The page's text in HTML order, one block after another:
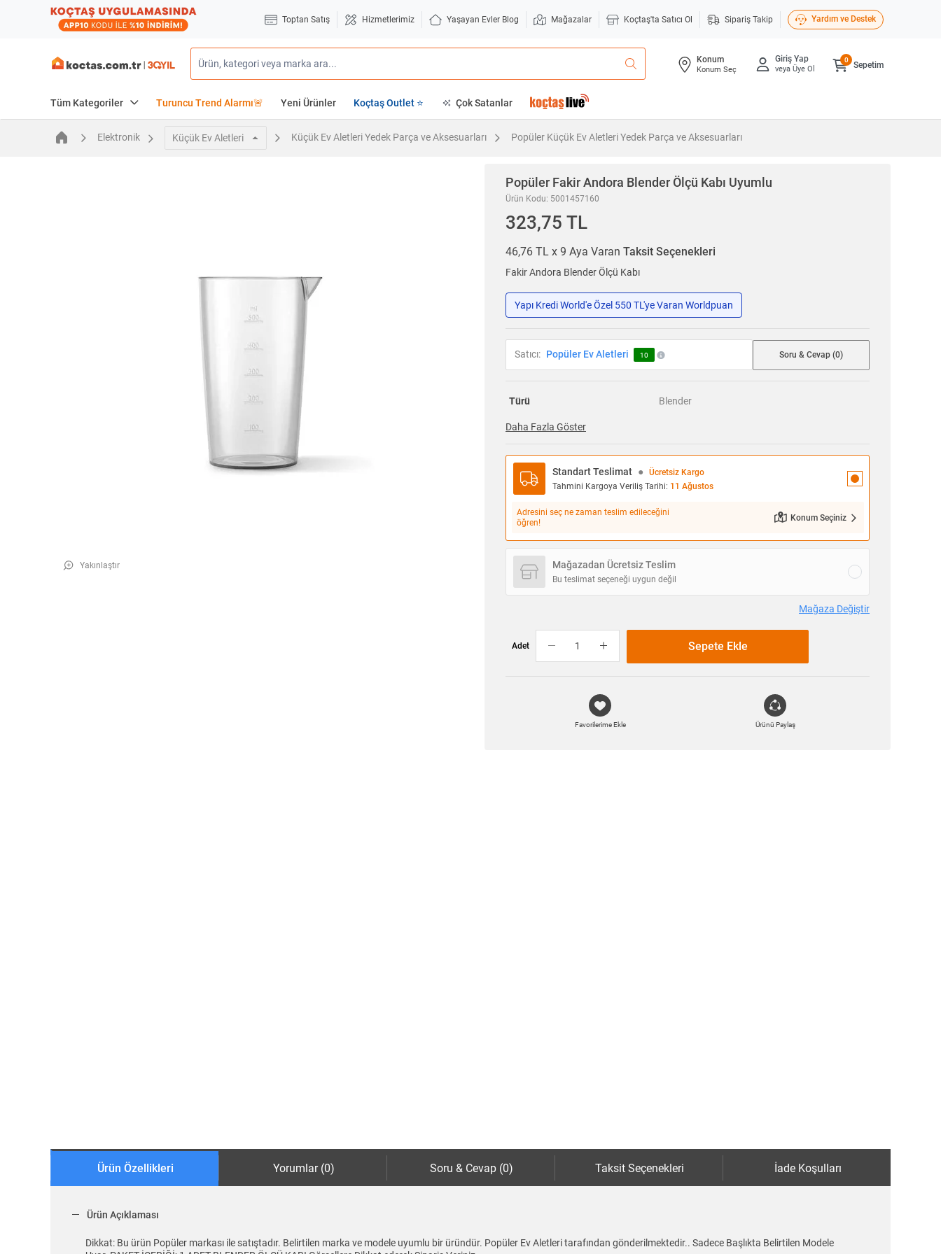
Toptan Satış Hizmetlerimiz Yaşayan Evler Blog Mağazalar Koçtaş'ta Satıcı Ol Sipariş Takip Yardım ve Destek
Konum
Konum Seç
Giriş Yap
veya Üye Ol Sepetim
0
Tüm Kategoriler Turuncu Trend Alarmı🚨 Yeni Ürünler Koçtaş Outlet ⭐ Çok Satanlar
Elektronik Küçük Ev Aletleri Küçük Ev Aletleri Yedek Parça ve Aksesuarları Popüler Küçük Ev Aletleri Yedek Parça ve Aksesuarları
Yakınlaştır
Popüler Fakir Andora Blender Ölçü Kabı Uyumlu
Ürün Kodu: 5001457160
323,75 TL
46,76 TL x 9 Aya Varan Taksit Seçenekleri
Fakir Andora Blender Ölçü Kabı
Yapı Kredi World'e Özel 550 TL'ye Varan Worldpuan
Satıcı: Popüler Ev Aletleri 10 Soru & Cevap (0)
Türü Blender
Daha Fazla Göster
Standart Teslimat ●
Ücretsiz Kargo
Tahmini Kargoya Veriliş Tarihi: 11 Ağustos
Adresini seç ne zaman teslim edileceğini
öğren!
Konum Seçiniz
Mağazadan Ücretsiz Teslim
Bu teslimat seçeneği uygun değil
Mağaza Değiştir
Adet Sepete Ekle
Favorilerime Ekle Ürünü Paylaş
Ürün Özellikleri Yorumlar (0) Soru & Cevap (0) Taksit Seçenekleri İade Koşulları
Ürün Açıklaması
Dikkat: Bu ürün Popüler markası ile satıştadır. Belirtilen marka ve modele uyumlu bir üründür. Popüler Ev Aletleri tarafından gönderilmektedir.. Sadece Başlıkta Belirtilen Modele